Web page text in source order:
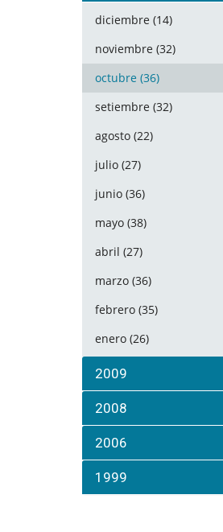
diciembre (14)
noviembre (32)
octubre (36)
setiembre (32)
agosto (22)
julio (27)
junio (36)
mayo (38)
abril (27)
marzo (36)
febrero (35)
enero (26)
2009
2008
2006
1999